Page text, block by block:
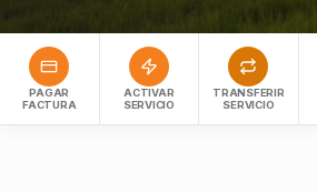
PAGAR
FACTURA
ACTIVAR
SERVICIO
TRANSFERIR
SERVICIO